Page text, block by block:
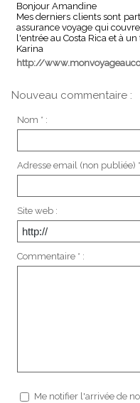
Bonjour Amandine
Mes derniers clients sont
assurance voyage qui
l'entrée au Costa Rica et à
Karina
http://
Nouveau commentaire :
Nom * :
Adresse email (non publiée)
Site web :
Commentaire * :
Me notifier l'arrivée de